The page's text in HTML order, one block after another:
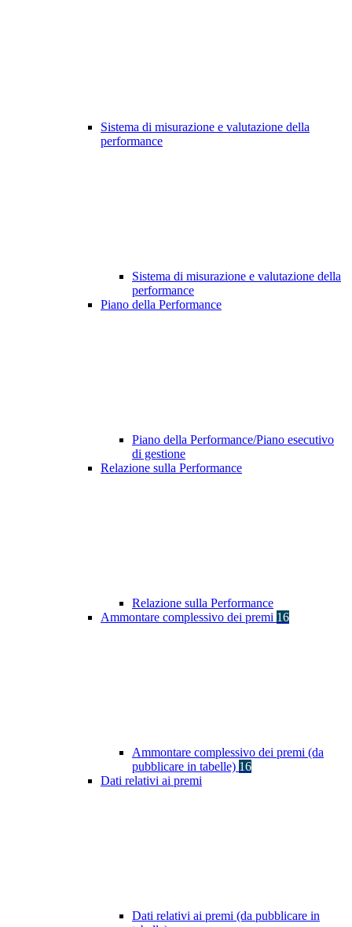
Sistema di misurazione e valutazione della
performance
Sistema di misurazione e valutazione della
performance
Piano della Performance
Piano della Performance/Piano esecutivo
di gestione
Relazione sulla Performance
Relazione sulla Performance
Ammontare complessivo dei premi 16
Ammontare complessivo dei premi (da
pubblicare in tabelle) 16
Dati relativi ai premi
Dati relativi ai premi (da pubblicare in